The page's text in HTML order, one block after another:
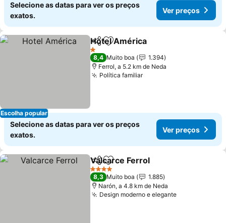
Selecione as datas para ver os preços
exatos.
Ver preços
Escolha popular
PartilharAdicionar aos favoritos
Hotel América
1 Estrelas
8,4 Muito boa
1.394
Ferrol, a 5.2 km de Neda
Política familiarVer preços
Selecione as datas para ver os preços
exatos.
Ver preços
PartilharAdicionar aos favoritos
Valcarce Ferrol
4 Estrelas
8,3 Muito boa
1.885
Narón, a 4.8 km de Neda
Design moderno e eleganteVer preços